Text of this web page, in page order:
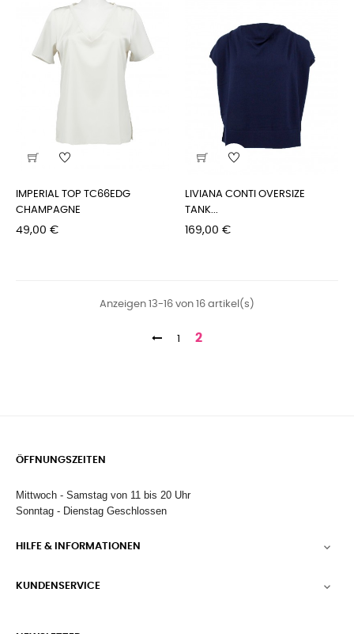
IMPERIAL TOP TC66EDG
CHAMPAGNE
Preis
49,00 €
LIVIANA CONTI OVERSIZE
TANK...
Preis
169,00 €
Anzeigen 13-16 von 16 artikel(s)
1 2
ÖFFNUNGSZEITEN
Mittwoch - Samstag von 11 bis 20 Uhr
Sonntag - Dienstag Geschlossen
HILFE & INFORMATIONEN 
KUNDENSERVICE 